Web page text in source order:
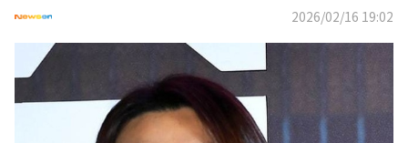
2026/02/16 19:02